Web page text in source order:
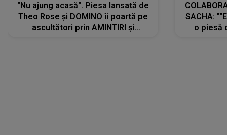
"Nu ajung acasă". Piesa lansată de
Theo Rose și DOMINO îi poartă pe
ascultători prin AMINTIRI și
SACHA:
o piesă